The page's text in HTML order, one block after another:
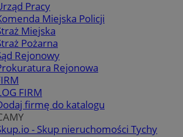
Pracy
Miejska Policji
Miejska
Pożarna
Rejonowy
Rejonowa
FIRM
firmę do katalogu
- Skup nieruchomości Tychy